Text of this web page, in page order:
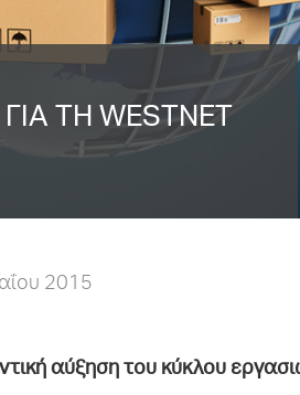
ΤΗ WESTNET
2015
αύξηση του κύκλου